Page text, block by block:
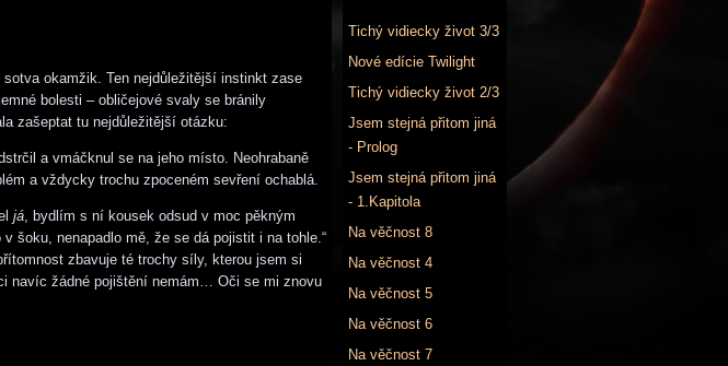
okamžik. Ten nejdůležitější instinkt zase
bolesti – obličejové svaly se bránily
zašeptat tu nejdůležitější otázku:
a vmáčknul se na jeho místo. Neohrabaně
a vždycky trochu zpoceném sevření ochablá.
já, bydlím s ní kousek odsud v moc pěkným
šoku, nenapadlo mě, že se dá pojistit i na tohle.“
zbavuje té trochy síly, kterou jsem si
navíc žádné pojištění nemám… Oči se mi znovu
Tichý vidiecky život 3/3
Nové edície Twilight
Tichý vidiecky život 2/3
Jsem stejná přitom jiná
- Prolog
Jsem stejná přitom jiná
- 1.Kapitola
Na věčnost 8
Na věčnost 4
Na věčnost 5
Na věčnost 6
Na věčnost 7